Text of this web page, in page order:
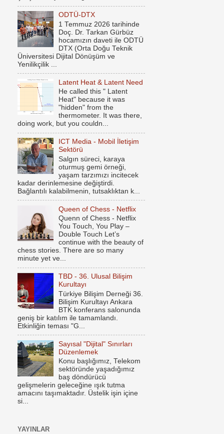
ODTÜ-DTX
1 Temmuz 2026 tarihinde
Doç. Dr. Tarkan Gürbüz
hocamızın daveti ile ODTÜ
DTX (Orta Doğu Teknik
Üniversitesi Dijital Dönüşüm ve
Yenilikçilik ...
Latent Heat & Latent Need
He called this " Latent
Heat" because it was
"hidden" from the
thermometer. It was there,
doing work, but you couldn...
ICT Media - Mobil İletişim
Sektörü
Salgın süreci, karaya
oturmuş gemi örneği,
yaşam tarzımızı incitecek
kadar derinlemesine değiştirdi.
Bağlantılı kalabilmenin, tutsaklıktan k...
Queen of Chess - Netflix
Quenn of Chess - Netflix
You Touch, You Play –
Double Touch Let’s
continue with the beauty of
chess stories. There are so many
minute yet ve...
TBD - 36. Ulusal Bilişim
Kurultayı
Türkiye Bilişim Derneği 36.
Bilişim Kurultayı Ankara
BTK konferans salonunda
geniş bir katılım ile tamamlandı.
Etkinliğin teması "G...
Sayısal "Dijital" Sınırları
Düzenlemek
Konu başlığımız, Telekom
sektöründe yaşadığımız
baş döndürücü
gelişmelerin geleceğine ışık tutma
amacını taşımaktadır. Üstelik işin içine
si...
YAYINLAR